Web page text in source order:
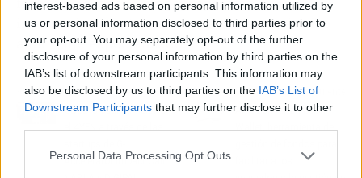
interest-based ads based on personal information utilized by
us or personal information disclosed to third parties prior to
your opt-out. You may separately opt-out of the further
disclosure of your personal information by third parties on the
IAB’s list of downstream participants. This information may
also be disclosed by us to third parties on the IAB’s List of
Downstream Participants that may further disclose it to other
Personal Data Processing Opt Outs
internacionales hasta mantenimiento técnico
altamente especializado.
Artículo anterior
GBSB Global participa en
Accelerator Impact Call
Artículo siguiente
Amazon lanza Seller